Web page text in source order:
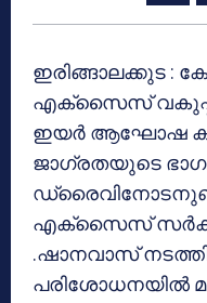
ഇരിങ്ങാലക്കുട :
എക്‌സൈസ്
ഇയര്‍ ആഘോഷ
ജാഗ്രതയുടെ
എക്‌സൈസ്
.ഷാനവാസ്
പരിശോധനയില്‍